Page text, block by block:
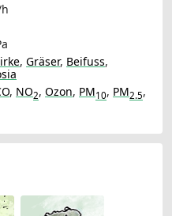
, Gräser, Beifuss,
, NO2, Ozon, PM10, PM2.5,